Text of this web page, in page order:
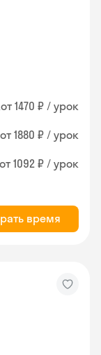
от 1470 ₽ / урок
от 1880 ₽ / урок
от 1092 ₽ / урок
время